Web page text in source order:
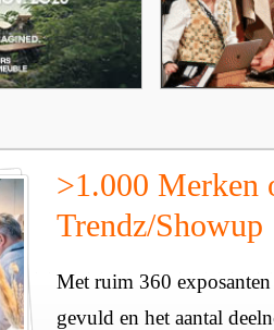
>1.000 Merken
Trendz/Showup
Met ruim 360
gevuld en het aantal